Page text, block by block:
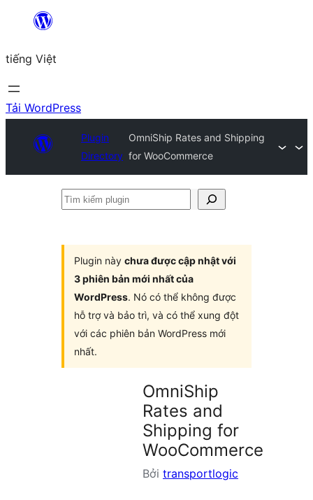
Chuyển
phần
nội
dung
tiếng Việt
Tải WordPress
Plugin
Directory
OmniShip Rates and Shipping
for WooCommerce
Tìm
Plugin này chưa được cập nhật với
3 phiên bản mới nhất của
WordPress. Nó có thể không được
hỗ trợ và bảo trì, và có thể xung đột
với các phiên bản WordPress mới
nhất.
OmniShip
Rates and
Shipping for
WooCommerce
Bởi transportlogic